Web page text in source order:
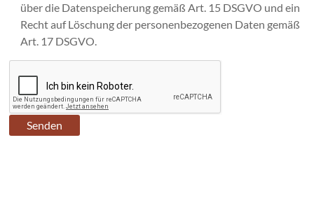
über die Datenspeicherung gemäß Art. 15 DSGVO und ein
Recht auf Löschung der personenbezogenen Daten gemäß
Art. 17 DSGVO.